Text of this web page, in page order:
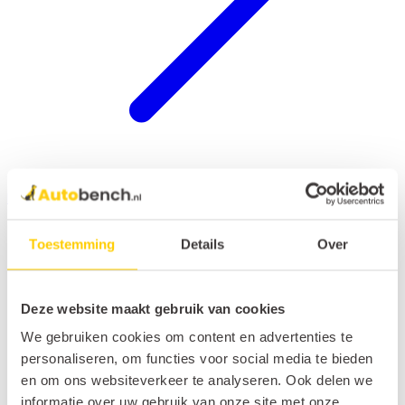
Toestemming Details Over
Deze website maakt gebruik van cookies
We gebruiken cookies om content en advertenties te
personaliseren, om functies voor social media te bieden
en om ons websiteverkeer te analyseren. Ook delen we
informatie over uw gebruik van onze site met onze
Hondenrek auto